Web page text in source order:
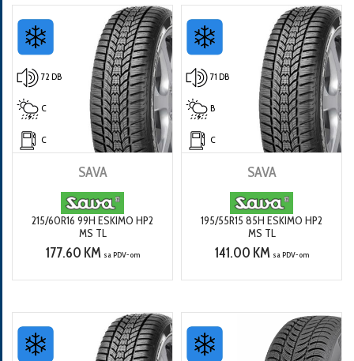
72 DB
C
C
SAVA
215/60R16 99H ESKIMO HP2
MS TL
177.60 KM sa PDV-om
71 DB
B
C
SAVA
195/55R15 85H ESKIMO HP2
MS TL
141.00 KM sa PDV-om